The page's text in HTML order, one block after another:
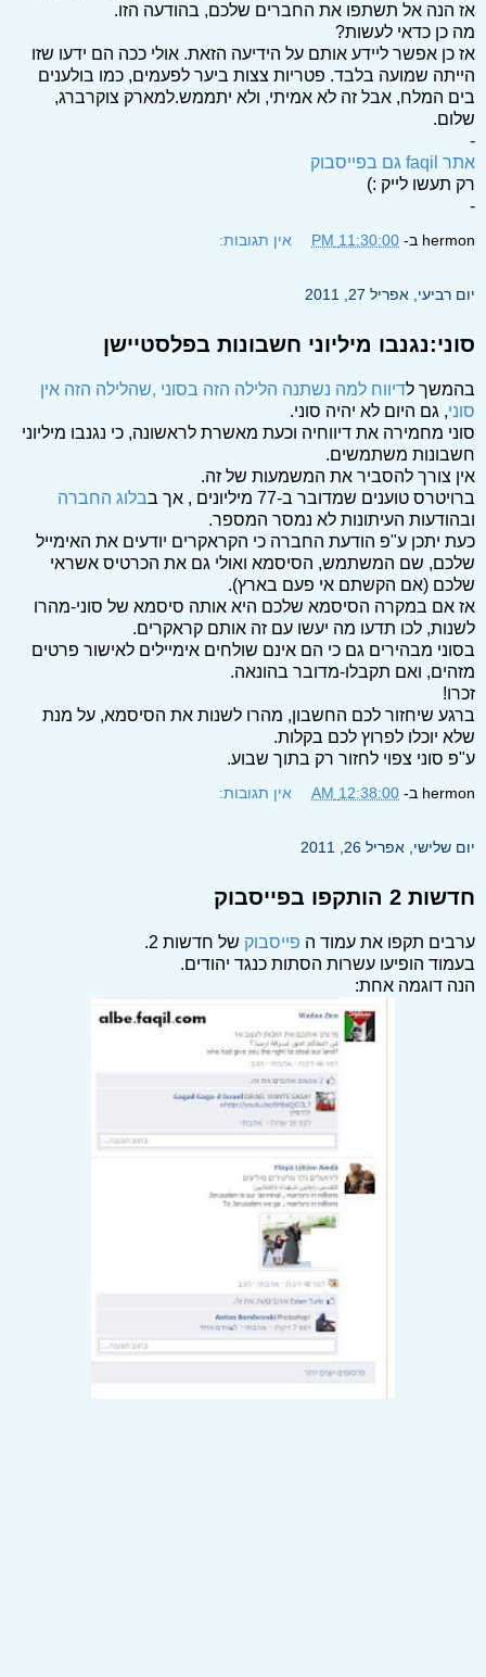
אז הנה אל תשתפו את החברים שלכם, בהודעה הזו.
מה כן כדאי לעשות?
אז כן אפשר ליידע אותם על הידיעה הזאת. אולי ככה הם ידעו שזו
הייתה שמועה בלבד. פטריות צצות ביער לפעמים, כמו בולענים
בים המלח, אבל זה לא אמיתי, ולא יתממש.למארק צוקרברג,
שלום.
-
אתר faqil גם בפייסבוק
רק תעשו לייק :)
-
hermon ב- 11:30:00 PM אין תגובות:
יום רביעי, אפריל 27, 2011
סוני:נגנבו מיליוני חשבונות בפלסטיישן
בהמשך לדיווח למה נשתנה הלילה הזה בסוני ,שהלילה הזה אין
סוני, גם היום לא יהיה סוני.
סוני מחמירה את דיווחיה וכעת מאשרת לראשונה, כי נגנבו מיליוני
חשבונות משתמשים.
אין צורך להסביר את המשמעות של זה.
ברויטרס טוענים שמדובר ב-77 מיליונים , אך ב
בלוג החברה
ובהודעות העיתונות לא נמסר המספר.
כעת יתכן ע"פ הודעת החברה כי הקראקרים יודעים את האימייל
שלכם, שם המשתמש, הסיסמא ואולי גם את הכרטיס אשראי
שלכם (אם הקשתם אי פעם בארץ).
אז אם במקרה הסיסמא שלכם היא אותה סיסמא של סוני-מהרו
לשנות, לכו תדעו מה יעשו עם זה אותם קראקרים.
בסוני מבהירים גם כי הם אינם שולחים אימיילים לאישור פרטים
מזהים, ואם תקבלו-מדובר בהונאה.
זכרו!
ברגע שיחזור לכם החשבון, מהרו לשנות את הסיסמא, על מנת
שלא יוכלו לפרוץ לכם בקלות.
ע"פ סוני צפוי לחזור רק בתוך שבוע.
hermon ב- 12:38:00 AM אין תגובות:
יום שלישי, אפריל 26, 2011
חדשות 2 הותקפו בפייסבוק
ערבים תקפו את עמוד ה פייסבוק של חדשות 2.
בעמוד הופיעו עשרות הסתות כנגד יהודים.
הנה דוגמה אחת: